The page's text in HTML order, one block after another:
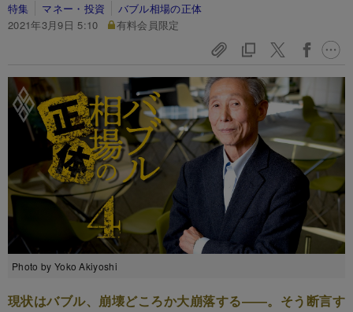
特集
マネー・投資
バブル相場の正体
2021年3月9日 5:10
有料会員限定
Photo by Yoko Akiyoshi
現状はバブル、崩壊どころか大崩落する――。そう断言す